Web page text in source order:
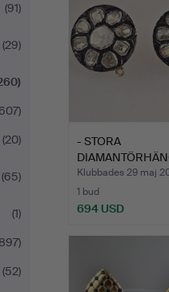
(91)
(29)
(20)
(65)
(1)
(52)
- STORA
VIKTORIANSK
Klubbades 29 maj
1 bud
694 USD